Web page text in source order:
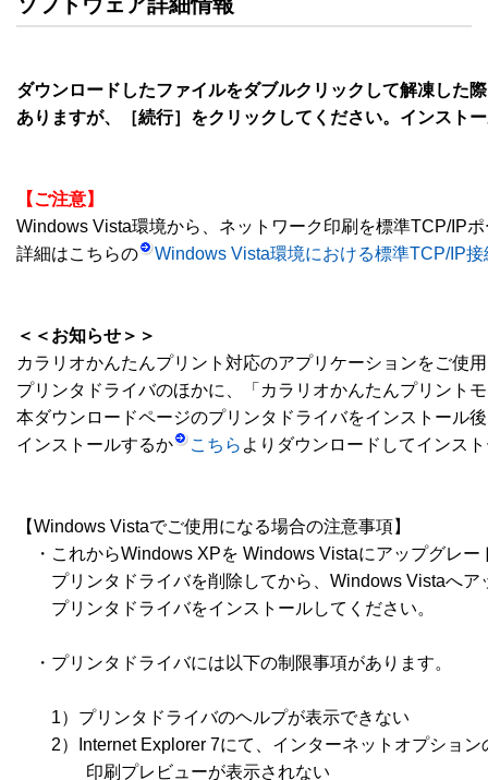
ダウンロードしたファイルをダブルクリックして解凍した
ありますが、［続行］をクリックしてください。インスト
【ご注意】
Windows Vista環境から、ネットワーク印刷を標準TCP/IP
詳細はこちらの
Windows Vista環境における標準TCP/IP
＜＜お知らせ＞＞
カラリオかんたんプリント対応のアプリケーションをご使
プリンタドライバのほかに、「カラリオかんたんプリント
本ダウンロードページのプリンタドライバをインストール
インストールするか
こちら よりダウンロードしてインス
【Windows Vistaでご使用になる場合の注意事項】
・これからWindows XPを Windows Vistaにアップグレー
プリンタドライバを削除してから、Windows Vistaへア
プリンタドライバをインストールしてください。
・プリンタドライバには以下の制限事項があります。
1）プリンタドライバのヘルプが表示できない
2）Internet Explorer 7にて、インターネットオプション
印刷プレビューが表示されない